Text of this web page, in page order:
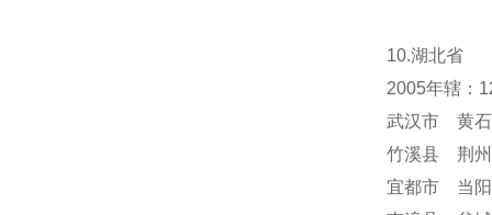
10.湖北省
2005年辖：
武汉市 黄
竹溪县 荆
宜都市 当